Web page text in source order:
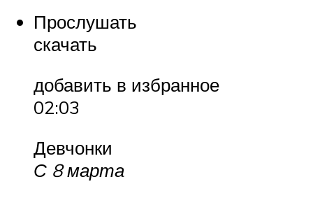
Прослушать
скачать
добавить в избранное
02:03
Девчонки
С 8 марта